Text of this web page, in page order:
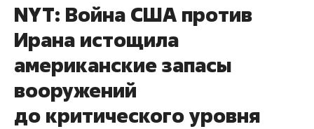
NYT: Война США против
Ирана истощила
американские запасы
вооружений
до критического уровня